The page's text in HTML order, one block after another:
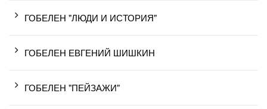
ГОБЕЛЕН "ЛЮДИ И ИСТОРИЯ"
ГОБЕЛЕН ЕВГЕНИЙ ШИШКИН
ГОБЕЛЕН "ПЕЙЗАЖИ"